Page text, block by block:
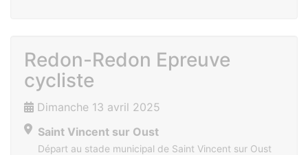
Redon-Redon Epreuve
cycliste
Dimanche 13 avril 2025
Saint Vincent sur Oust
Départ au stade municipal de Saint Vincent sur Oust